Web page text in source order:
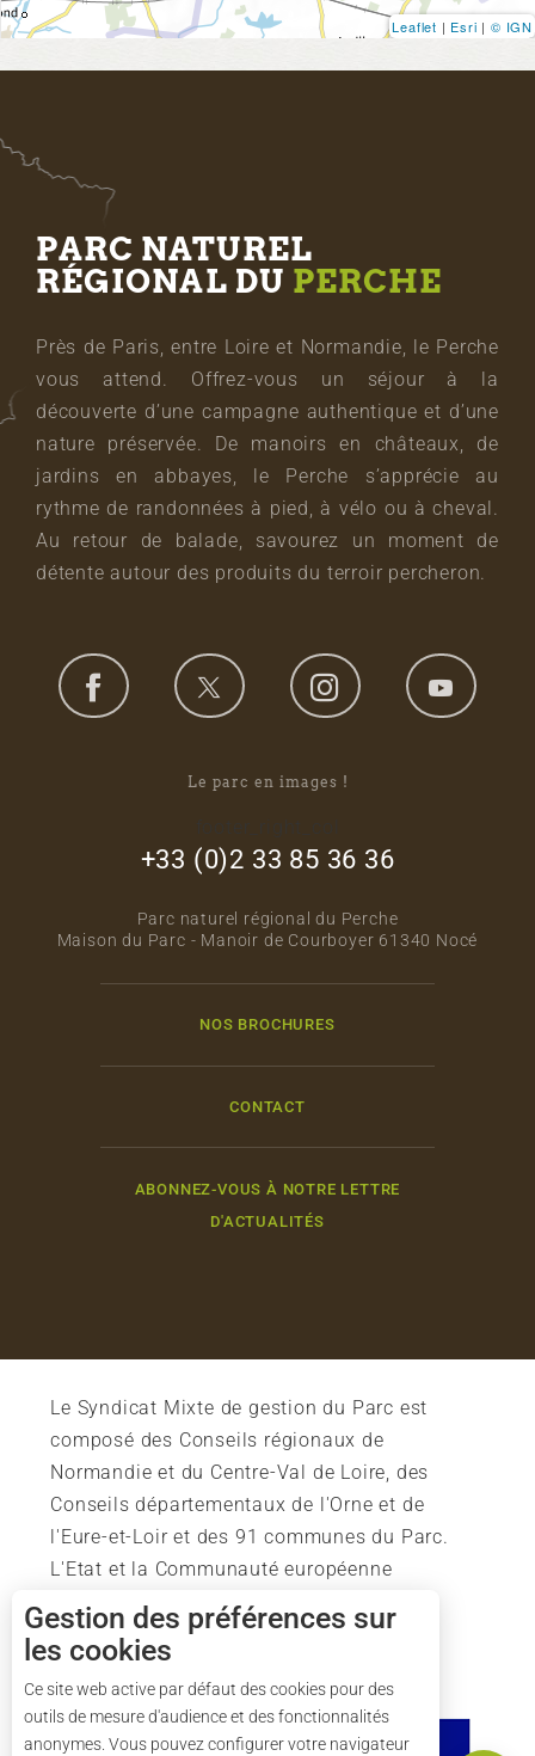
Description
Leaflet | Esri | © IGN
PARC NATUREL
RÉGIONAL DU PERCHE
Près de Paris, entre Loire et Normandie, le Perche
vous attend. Offrez-vous un séjour à la
découverte d’une campagne authentique et d’une
nature préservée. De manoirs en châteaux, de
jardins en abbayes, le Perche s’apprécie au
rythme de randonnées à pied, à vélo ou à cheval.
Au retour de balade, savourez un moment de
détente autour des produits du terroir percheron.
Le parc en images !
+33 (0)2 33 85 36 36
Parc naturel régional du Perche
Maison du Parc - Manoir de Courboyer 61340 Nocé
NOS BROCHURES
CONTACT
ABONNEZ-VOUS À NOTRE LETTRE
D'ACTUALITÉS
Le Syndicat Mixte de gestion du Parc est
composé des Conseils régionaux de
Normandie et du Centre-Val de Loire, des
Conseils départementaux de l'Orne et de
l'Eure-et-Loir et des 91 communes du Parc.
L'Etat et la Communauté européenne
soutiennent également l'action du Parc.
Gestion des préférences sur
les cookies
Ce site web active par défaut des cookies pour des
outils de mesure d'audience et des fonctionnalités
anonymes. Vous pouvez configurer votre navigateur